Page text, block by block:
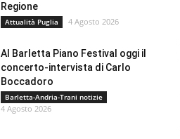
Regione
Attualità Puglia 4 Agosto 2026
Al Barletta Piano Festival oggi il
concerto-intervista di Carlo
Boccadoro
Barletta-Andria-Trani notizie
4 Agosto 2026